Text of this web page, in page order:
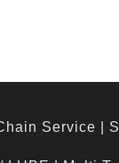
Service